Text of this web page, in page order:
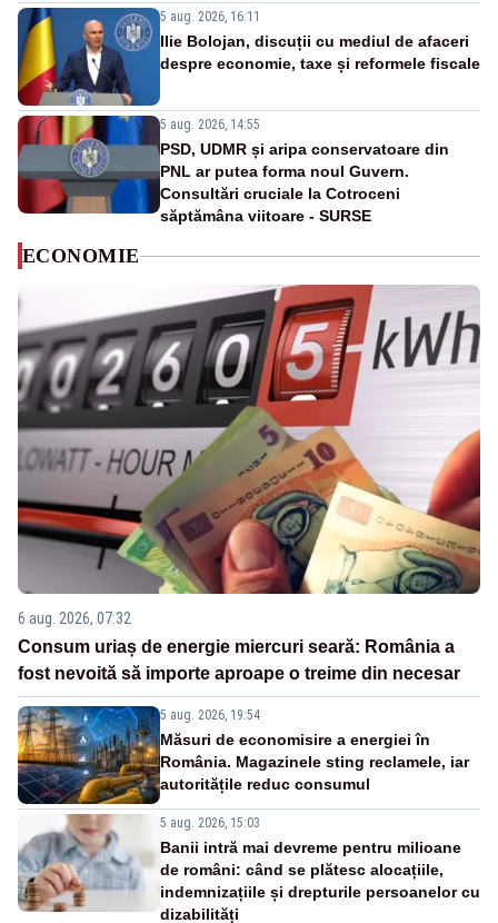
5 aug. 2026, 16:11
Ilie Bolojan, discuții cu mediul de afaceri
despre economie, taxe și reformele fiscale
5 aug. 2026, 14:55
PSD, UDMR și aripa conservatoare din
PNL ar putea forma noul Guvern.
Consultări cruciale la Cotroceni
săptămâna viitoare - SURSE
ECONOMIE
6 aug. 2026, 07:32
Consum uriaș de energie miercuri seară: România a
fost nevoită să importe aproape o treime din necesar
5 aug. 2026, 19:54
Măsuri de economisire a energiei în
România. Magazinele sting reclamele, iar
autoritățile reduc consumul
5 aug. 2026, 15:03
Banii intră mai devreme pentru milioane
de români: când se plătesc alocațiile,
indemnizațiile și drepturile persoanelor cu
dizabilități